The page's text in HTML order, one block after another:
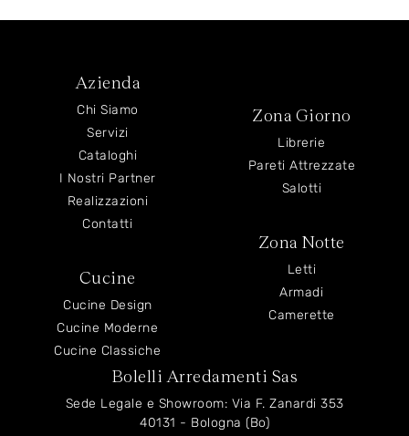
Azienda
Chi Siamo
Servizi
Cataloghi
I Nostri Partner
Realizzazioni
Contatti
Cucine
Cucine Design
Cucine Moderne
Cucine Classiche
Zona Giorno
Librerie
Pareti Attrezzate
Salotti
Zona Notte
Letti
Armadi
Camerette
Bolelli Arredamenti Sas
Sede Legale e Showroom: Via F. Zanardi 353
40131 - Bologna (Bo)